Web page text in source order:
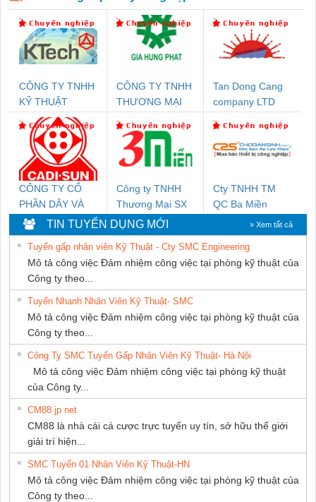
CÔNG TY TNHH
KỸ THUẬT
KTECH VIỆT
NAM
CÔNG TY TNHH
THƯƠNG MẠI
THUẬT ĐIỆN CƠ
GIA HƯNG
PHÁT
Tan Dong Cang
company LTD
CÔNG TY CỔ
PHẦN DÂY VÀ
CÁP ĐIỆN
THƯỢNG ĐÌNH
Công ty TNHH
Thương Mại SX
Ba Miền
Cty TNHH TM
QC Ba Miền
TIN TUYỂN DỤNG MỚI » Xem tất cả
Tuyển gấp nhân viên Kỹ Thuật - Cty SMC Engineering
Mô tả công việc Đảm nhiệm công việc tại phòng kỹ thuật của
Công ty theo...
Tuyển Nhanh Nhân Viên Kỹ Thuật- SMC
Mô tả công việc Đảm nhiệm công việc tại phòng kỹ thuật của
Công ty theo...
Công Ty SMC Tuyển Gấp Nhân Viên Kỹ Thuật- Hà Nội
Mô tả công việc Đảm nhiệm công việc tại phòng kỹ thuật
của Công ty...
CM88 jp net
CM88 là nhà cái cá cược trực tuyến uy tín, sở hữu thế giới
giải trí hiện...
SMC Tuyển 01 Nhân Viên Kỹ Thuật-HN
Mô tả công việc Đảm nhiệm công việc tại phòng kỹ thuật của
Công ty theo...